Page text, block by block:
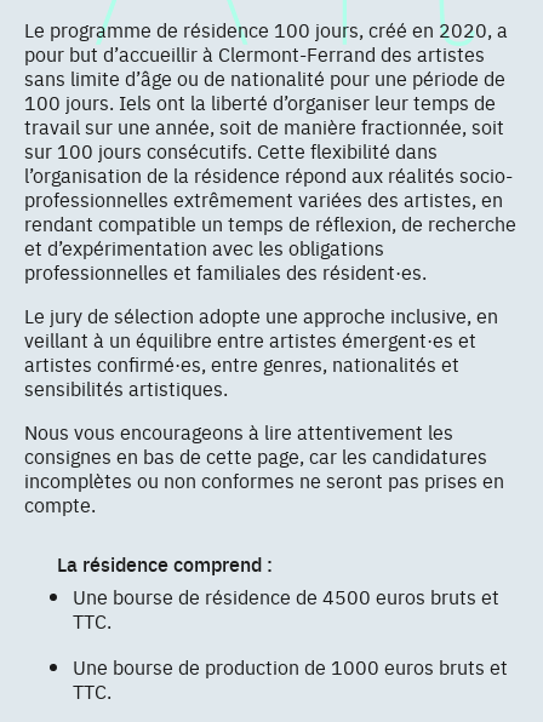
Le programme de résidence 100 jours, créé en 2020, a
pour but d’accueillir à Clermont-Ferrand des artistes
sans limite d’âge ou de nationalité pour une période de
100 jours. Iels ont la liberté d’organiser leur temps de
travail sur une année, soit de manière fractionnée, soit
sur 100 jours consécutifs. Cette flexibilité dans
l’organisation de la résidence répond aux réalités socio-
professionnelles extrêmement variées des artistes, en
rendant compatible un temps de réflexion, de recherche
et d’expérimentation avec les obligations
professionnelles et familiales des résident·es.
Le jury de sélection adopte une approche inclusive, en
veillant à un équilibre entre artistes émergent·es et
artistes confirmé·es, entre genres, nationalités et
sensibilités artistiques.
Nous vous encourageons à lire attentivement les
consignes en bas de cette page, car les candidatures
incomplètes ou non conformes ne seront pas prises en
compte.
La résidence comprend :
Une bourse de résidence de 4500 euros bruts et
TTC.
Une bourse de production de 1000 euros bruts et
TTC.